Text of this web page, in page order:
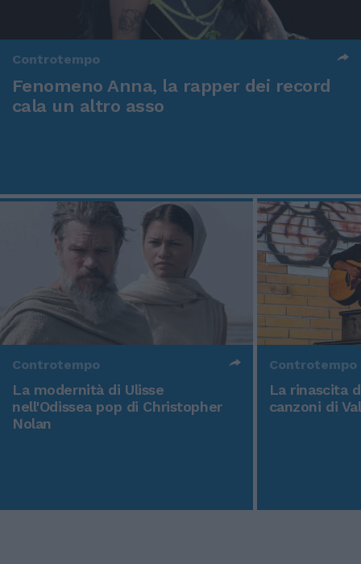
Controtempo
Fenomeno Anna, la rapper dei record
cala un altro asso
Controtempo
La modernità di Ulisse
nell'Odissea pop di Christopher
Nolan
Controtempo
La rinascita
canzoni di